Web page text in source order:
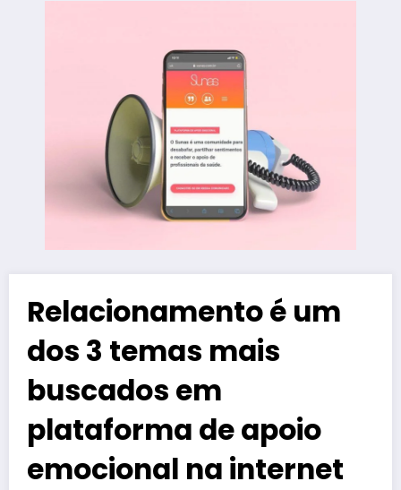
Relacionamento é um
dos 3 temas mais
buscados em
plataforma de apoio
emocional na internet